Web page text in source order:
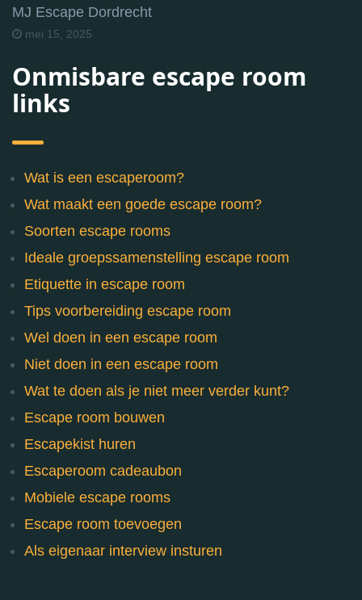
MJ Escape Dordrecht
mei 15, 2025
Onmisbare escape room
links
Wat is een escaperoom?
Wat maakt een goede escape room?
Soorten escape rooms
Ideale groepssamenstelling escape room
Etiquette in escape room
Tips voorbereiding escape room
Wel doen in een escape room
Niet doen in een escape room
Wat te doen als je niet meer verder kunt?
Escape room bouwen
Escapekist huren
Escaperoom cadeaubon
Mobiele escape rooms
Escape room toevoegen
Als eigenaar interview insturen